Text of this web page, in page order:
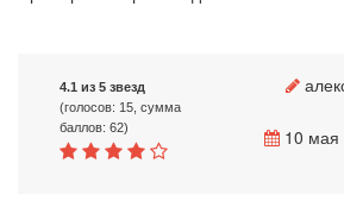
4.1 из 5 звезд
(голосов: 15, сумма
баллов: 62)
10 мая